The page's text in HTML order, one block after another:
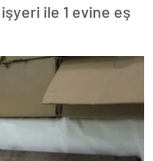
ile 1 evine eş